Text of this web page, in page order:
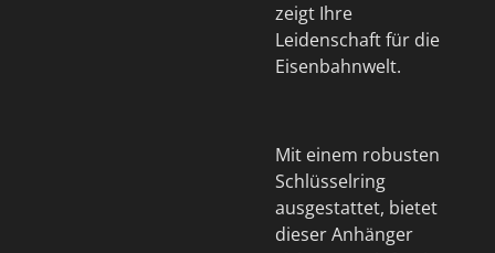
zeigt Ihre
Leidenschaft für die
Eisenbahnwelt.
Mit einem robusten
Schlüsselring
ausgestattet, bietet
dieser Anhänger